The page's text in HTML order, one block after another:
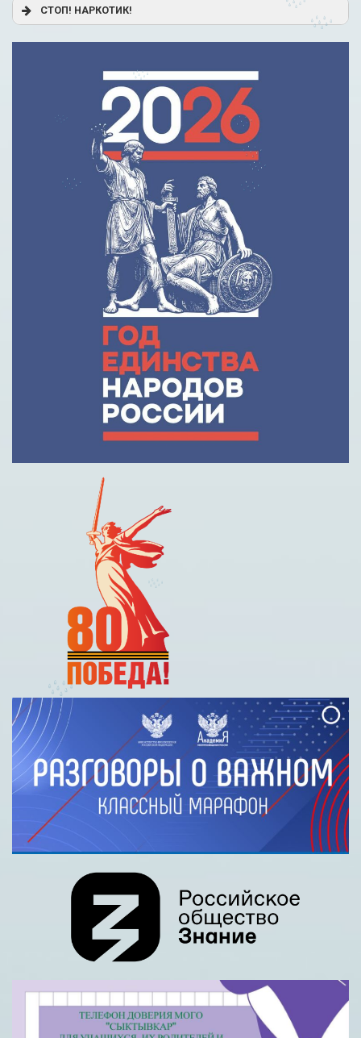
Постановление Правительства РФ от 17.11.2025 г. № 1824
«О государственной поддержке образовательного
кредитования»
р
Образовательное кредитование: пособие для студентов
Кредит на образование с господдержкой
Причины для изменения условий по образовательному
кредиту
СТОП! НАРКОТИК!
Сделай правильный выбор